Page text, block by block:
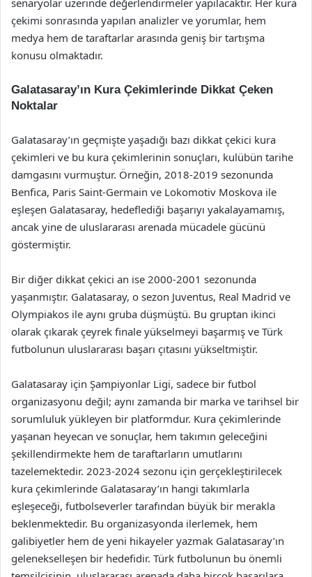
senaryolar üzerinde değerlendirmeler yapılacaktır. Her kura
çekimi sonrasında yapılan analizler ve yorumlar, hem
medya hem de taraftarlar arasında geniş bir tartışma
konusu olmaktadır.
Galatasaray’ın Kura Çekimlerinde Dikkat Çeken
Noktalar
Galatasaray’ın geçmişte yaşadığı bazı dikkat çekici kura
çekimleri ve bu kura çekimlerinin sonuçları, kulübün tarihe
damgasını vurmuştur. Örneğin, 2018-2019 sezonunda
Benfica, Paris Saint-Germain ve Lokomotiv Moskova ile
eşleşen Galatasaray, hedeflediği başarıyı yakalayamamış,
ancak yine de uluslararası arenada mücadele gücünü
göstermiştir.
Bir diğer dikkat çekici an ise 2000-2001 sezonunda
yaşanmıştır. Galatasaray, o sezon Juventus, Real Madrid ve
Olympiakos ile aynı gruba düşmüştü. Bu gruptan ikinci
olarak çıkarak çeyrek finale yükselmeyi başarmış ve Türk
futbolunun uluslararası başarı çıtasını yükseltmiştir.
Galatasaray için Şampiyonlar Ligi, sadece bir futbol
organizasyonu değil; aynı zamanda bir marka ve tarihsel bir
sorumluluk yükleyen bir platformdur. Kura çekimlerinde
yaşanan heyecan ve sonuçlar, hem takımın geleceğini
şekillendirmekte hem de taraftarların umutlarını
tazelemektedir. 2023-2024 sezonu için gerçekleştirilecek
kura çekimlerinde Galatasaray’ın hangi takımlarla
eşleşeceği, futbolseverler tarafından büyük bir merakla
beklenmektedir. Bu organizasyonda ilerlemek, hem
galibiyetler hem de yeni hikayeler yazmak Galatasaray’ın
gelenekselleşen bir hedefidir. Türk futbolunun bu önemli